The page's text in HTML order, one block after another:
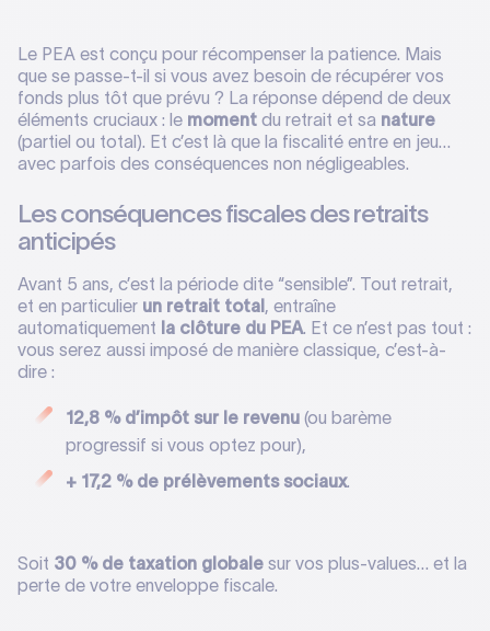
Le PEA est conçu pour récompenser la patience. Mais
que se passe-t-il si vous avez besoin de récupérer vos
fonds plus tôt que prévu ? La réponse dépend de deux
éléments cruciaux : le moment du retrait et sa nature
(partiel ou total). Et c’est là que la fiscalité entre en jeu…
avec parfois des conséquences non négligeables.
Les conséquences fiscales des retraits
anticipés
Avant 5 ans, c’est la période dite “sensible”. Tout retrait,
et en particulier un retrait total , entraîne
automatiquement la clôture du PEA. Et ce n’est pas tout :
vous serez aussi imposé de manière classique, c’est-à-
dire :
12,8 % d’impôt sur le revenu (ou barème
progressif si vous optez pour),
+ 17,2 % de prélèvements sociaux.
Soit 30 % de taxation globale sur vos plus-values… et la
perte de votre enveloppe fiscale.